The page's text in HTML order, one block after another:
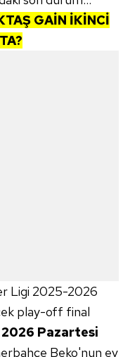
GAİN İKİNCİ
Ligi 2025-2026
play-off final
2026 Pazartesi
Beko'nun ev